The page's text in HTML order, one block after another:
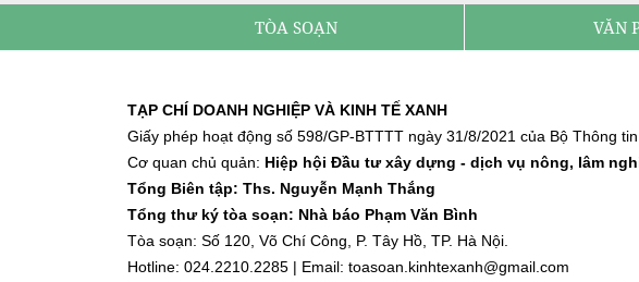
TÒA SOẠN VĂN
TẠP CHÍ DOANH NGHIỆP VÀ KINH TẾ XANH
Giấy phép hoạt động số 598/GP-BTTTT ngày 31/8/2021 của Bộ Thông
Cơ quan chủ quản: Hiệp hội Đầu tư xây dựng - dịch vụ nông, lâm
Tổng Biên tập: Ths. Nguyễn Mạnh Thắng
Tổng thư ký tòa soạn: Nhà báo Phạm Văn Bình
Tòa soạn: Số 120, Võ Chí Công, P. Tây Hồ, TP. Hà Nội.
Hotline: 024.2210.2285 | Email: toasoan.kinhtexanh@gmail.com